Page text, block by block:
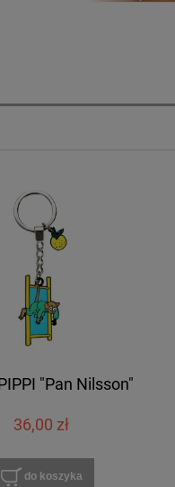
"Pan Nilsson"
36,00 zł
do koszyka